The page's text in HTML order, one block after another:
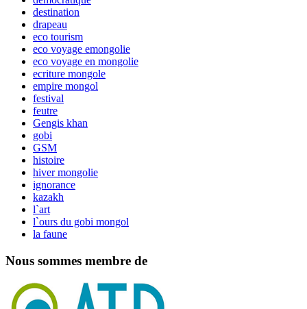
destination
drapeau
eco tourism
eco voyage emongolie
eco voyage en mongolie
ecriture mongole
empire mongol
festival
feutre
Gengis khan
gobi
GSM
histoire
hiver mongolie
ignorance
kazakh
l`art
l`ours du gobi mongol
la faune
Nous sommes membre de